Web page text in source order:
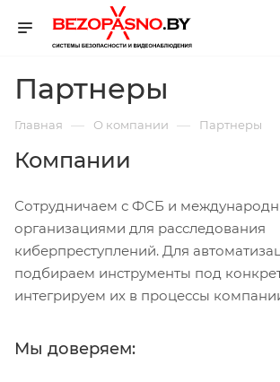
Партнеры
Главная — О компании — Партнеры
Компании
Сотрудничаем с ФСБ и
организациями для расследования
киберпреступлений. Для
подбираем инструменты под
интегрируем их в процессы
Мы доверяем: